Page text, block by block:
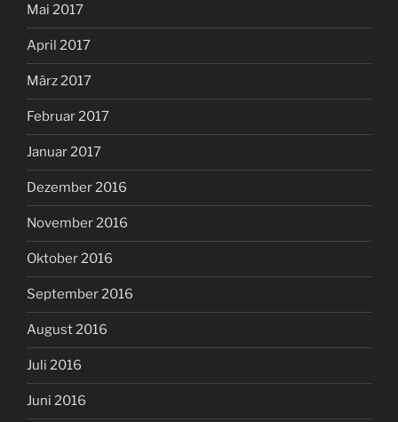
Mai 2017
April 2017
März 2017
Februar 2017
Januar 2017
Dezember 2016
November 2016
Oktober 2016
September 2016
August 2016
Juli 2016
Juni 2016